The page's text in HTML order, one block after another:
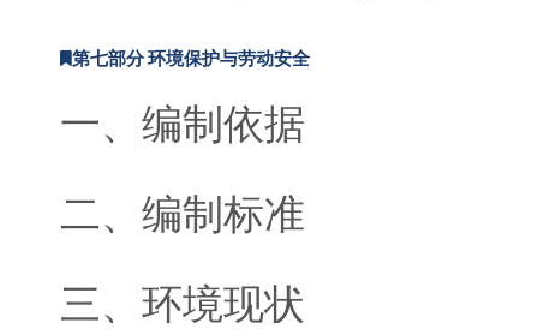
第七部分 环境保护与劳动安全
一、编制依据
二、编制标准
三、环境现状